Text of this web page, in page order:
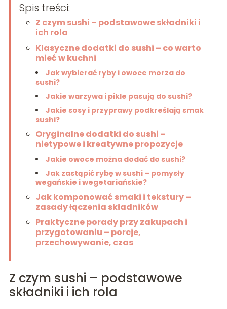
Spis treści:
Z czym sushi – podstawowe składniki i
ich rola
Klasyczne dodatki do sushi – co warto
mieć w kuchni
Jak wybierać ryby i owoce morza do
sushi?
Jakie warzywa i pikle pasują do sushi?
Jakie sosy i przyprawy podkreślają smak
sushi?
Oryginalne dodatki do sushi –
nietypowe i kreatywne propozycje
Jakie owoce można dodać do sushi?
Jak zastąpić rybę w sushi – pomysły
wegańskie i wegetariańskie?
Jak komponować smaki i tekstury –
zasady łączenia składników
Praktyczne porady przy zakupach i
przygotowaniu – porcje,
przechowywanie, czas
Z czym sushi – podstawowe
składniki i ich rola